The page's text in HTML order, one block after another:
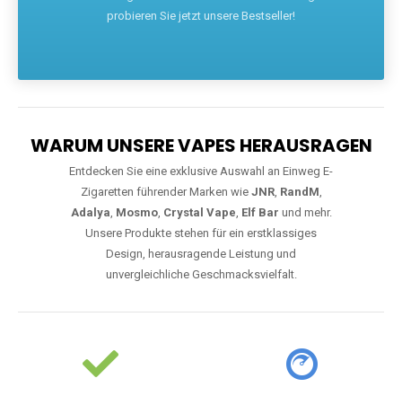
probieren Sie jetzt unsere Bestseller!
WARUM UNSERE VAPES HERAUSRAGEN
Entdecken Sie eine exklusive Auswahl an Einweg E-
Zigaretten führender Marken wie JNR, RandM,
Adalya, Mosmo, Crystal Vape, Elf Bar und mehr.
Unsere Produkte stehen für ein erstklassiges
Design, herausragende Leistung und
unvergleichliche Geschmacksvielfalt.